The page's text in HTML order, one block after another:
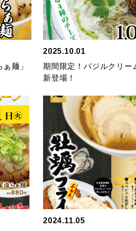
麺」
2025.10.01
期間限定！バジルクリー
新登場！
2024.11.05